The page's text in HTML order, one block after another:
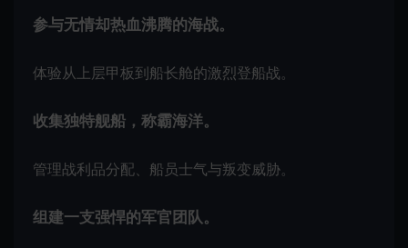
参与无情却热血沸腾的海战。
体验从上层甲板到船长舱的激烈登船战。
收集独特舰船，称霸海洋。
管理战利品分配、船员士气与叛变威胁。
组建一支强悍的军官团队。